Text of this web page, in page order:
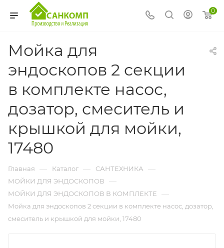
0
Мойка для
эндоскопов 2 секции
в комплекте насос,
дозатор, смеситель и
крышкой для мойки,
17480
Главная — Каталог — САНТЕХНИКА —
МОЙКИ ДЛЯ ЭНДОСКОПОВ —
МОЙКИ ДЛЯ ЭНДОСКОПОВ В КОМПЛЕКТЕ —
Мойка для эндоскопов 2 секции в комплекте насос, дозатор,
смеситель и крышкой для мойки, 17480